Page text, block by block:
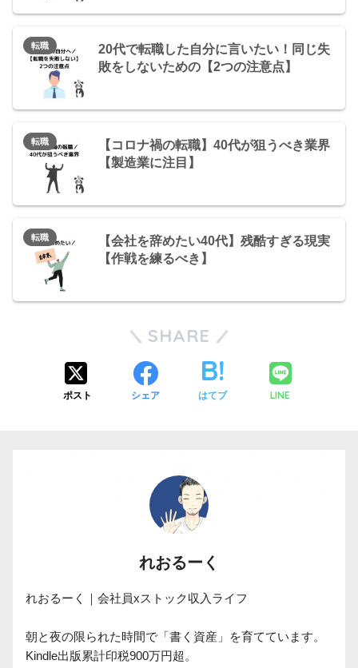
20代で転職した自分に言いたい！同じ失
敗をしないための【2つの注意点】
転職
【コロナ禍の転職】40代が狙うべき業界
【製造業に注目】
転職
【会社を辞めたい40代】残酷すぎる現実
【作戦を練るべき】
転職
SHARE
ポスト シェア はてブ LINE
れおるーく
れおるーく｜会社員xストック収入ライフ
朝と夜の限られた時間で「書く資産」を育てています。
Kindle出版累計印税900万円超。